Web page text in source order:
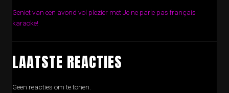
Geniet van een avond vol plezier met Je ne parle pas français
karaoke!
LAATSTE REACTIES
Geen reacties om te tonen.